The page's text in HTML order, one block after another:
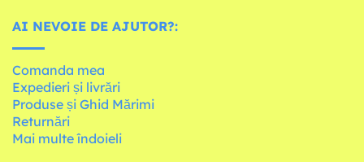
AI NEVOIE DE AJUTOR?:
Comanda mea
Expedieri și livrări
Produse și Ghid Mărimi
Returnări
Mai multe îndoieli